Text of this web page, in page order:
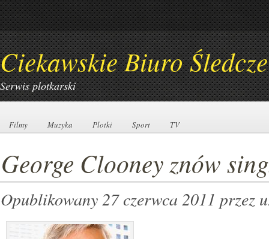
Ciekawskie Biuro Śledcze
Serwis plotkarski
Filmy
Filmy Muzyka
Muzyka Plotki
Plotki Sport
Sport TV
TV
George Clooney znów
Opublikowany 27 czerwca 2011 przez